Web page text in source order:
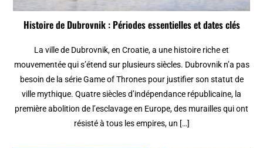
Histoire de Dubrovnik : Périodes essentielles et dates clés
La ville de Dubrovnik, en Croatie, a une histoire riche et
mouvementée qui s’étend sur plusieurs siècles. Dubrovnik n’a pas
besoin de la série Game of Thrones pour justifier son statut de
ville mythique. Quatre siècles d’indépendance républicaine, la
première abolition de l’esclavage en Europe, des murailles qui ont
résisté à tous les empires, un […]